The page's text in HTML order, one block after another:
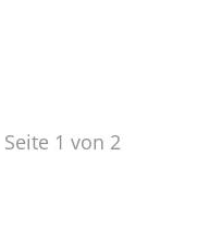
Seite 1 von 2